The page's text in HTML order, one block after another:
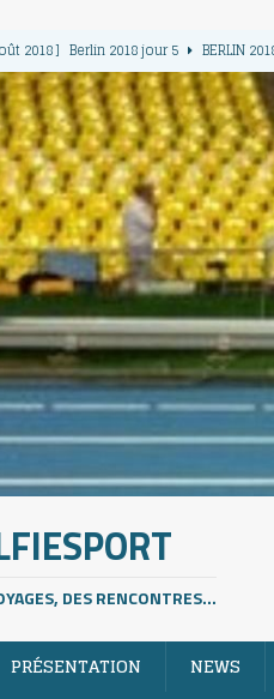
2018 ] Berlin 2018 jour 5
BERLIN
2018 ] Berlin 2018 jour 4
BERLIN 2018
2018 ] Berlin 2018 Jour 3
BERLIN
2018 ] Berlin 2018 jour 2
BERLIN 2018
2018 ] Berlin 2018 jour 6 BERLIN
DES RENCONTRES...
PRÉSENTATION NEWS